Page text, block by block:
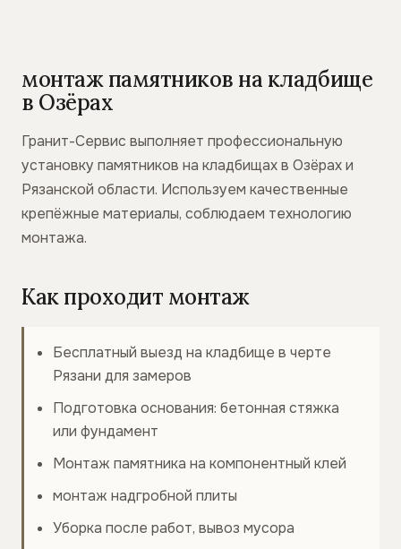
монтаж памятников на кладбище
в Озёрах
Гранит-Сервис выполняет профессиональную
установку памятников на кладбищах в Озёрах и
Рязанской области. Используем качественные
крепёжные материалы, соблюдаем технологию
монтажа.
Как проходит монтаж
Бесплатный выезд на кладбище в черте
Рязани для замеров
Подготовка основания: бетонная стяжка
или фундамент
Монтаж памятника на компонентный клей
монтаж надгробной плиты
Уборка после работ, вывоз мусора